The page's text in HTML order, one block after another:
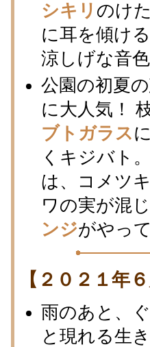
シキリ のけ
に耳を傾け
涼しげな音
公園の初夏
に大人気！
ブトガラス
くキジバト
は、コメツ
ワの実が混
ンジがやっ
【２０２１年
雨のあと、
と現れる生